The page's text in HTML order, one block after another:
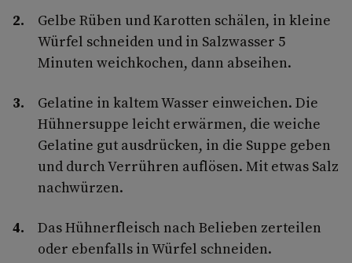
Gelbe Rüben und Karotten schälen, in kleine
Würfel schneiden und in Salzwasser 5
Minuten weichkochen, dann abseihen.
Gelatine in kaltem Wasser einweichen. Die
Hühnersuppe leicht erwärmen, die weiche
Gelatine gut ausdrücken, in die Suppe geben
und durch Verrühren auflösen. Mit etwas Salz
nachwürzen.
Das Hühnerfleisch nach Belieben zerteilen
oder ebenfalls in Würfel schneiden.